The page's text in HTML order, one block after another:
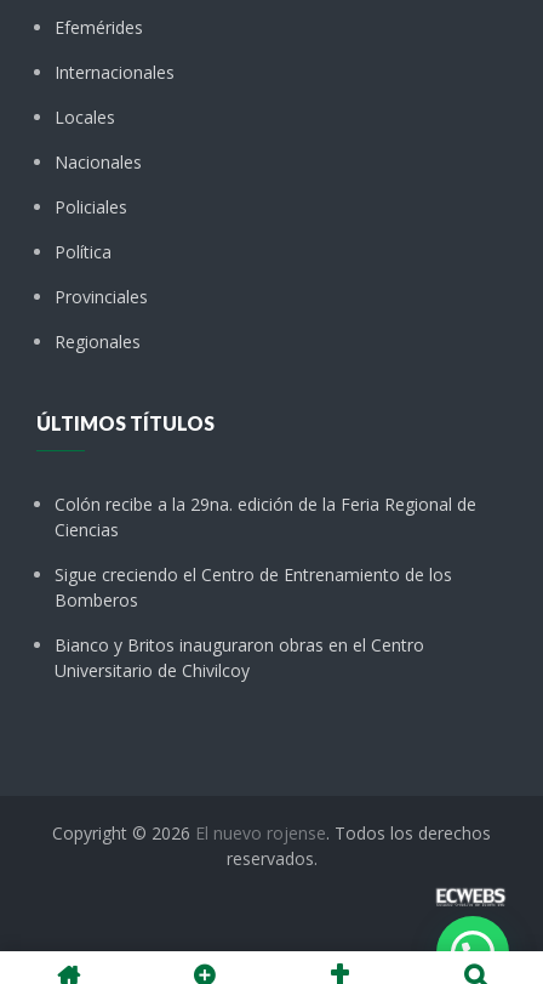
Efemérides
Internacionales
Locales
Nacionales
Policiales
Política
Provinciales
Regionales
ÚLTIMOS TÍTULOS
Colón recibe a la 29na. edición de la Feria Regional de
Ciencias
Sigue creciendo el Centro de Entrenamiento de los
Bomberos
Bianco y Britos inauguraron obras en el Centro
Universitario de Chivilcoy
Copyright © 2026 El nuevo rojense. Todos los derechos
reservados.